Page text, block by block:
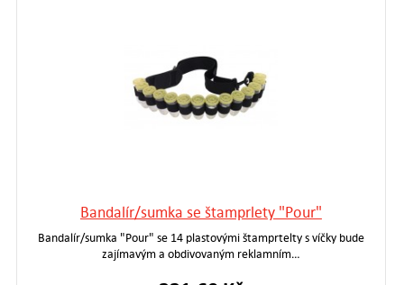
Bandalír/sumka se štamprlety "Pour"
Bandalír/sumka "Pour" se 14 plastovými štamprtelty s víčky bude
zajímavým a obdivovaným reklamním…